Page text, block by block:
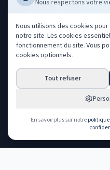
Déclarer un sinistre
Acheter nos leads
Co-courtage ORIAS
Espace partenaire
Nous respectons votre
Nous utilisons des cookies
notre site. Les cookies
fonctionnement du site. Vous
cookies optionnels.
Tout refuser
En savoir plus sur notre